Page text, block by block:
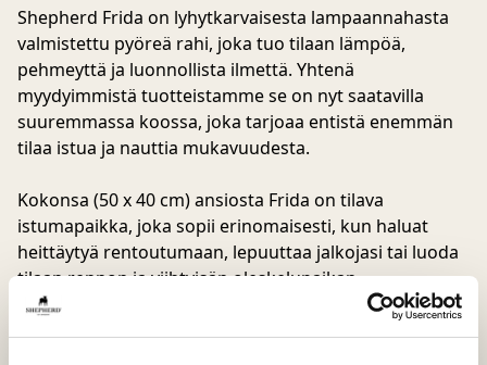
Shepherd Frida on lyhytkarvaisesta lampaannahasta
valmistettu pyöreä rahi, joka tuo tilaan lämpöä,
pehmeyttä ja luonnollista ilmettä. Yhtenä
myydyimmistä tuotteistamme se on nyt saatavilla
suuremmassa koossa, joka tarjoaa entistä enemmän
tilaa istua ja nauttia mukavuudesta.
Kokonsa (50 x 40 cm) ansiosta Frida on tilava
istumapaikka, joka sopii erinomaisesti, kun haluat
heittäytyä rentoutumaan, lepuuttaa jalkojasi tai luoda
tilaan rennon ja viihtyisän oleskelupaikan.
Lampaannahan luonnolliset väri- ja rakennevaihtelut